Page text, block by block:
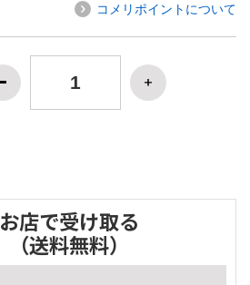
コメリポイントについて
お店で受け取る
（送料無料）